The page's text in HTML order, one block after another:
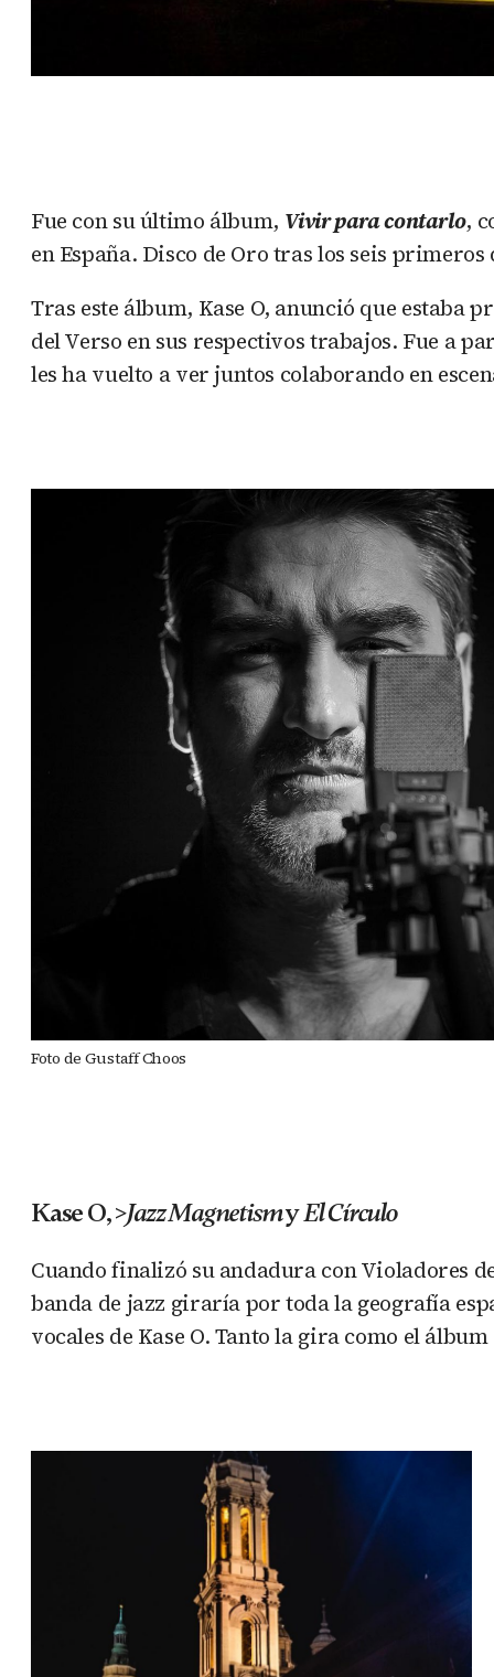
Fue con su último álbum, Vivir para contarlo,
en España. Disco de Oro tras los seis
Tras este álbum, Kase O, anunció que
del Verso en sus respectivos trabajos. Fue a
les ha vuelto a ver juntos colaborando en
Foto de Gustaff Choos
Kase O, >Jazz MagnetismyEl Círculo
Cuando finalizó su andadura con Violadores
banda de jazz giraría por toda la geografía
vocales de Kase O. Tanto la gira como el